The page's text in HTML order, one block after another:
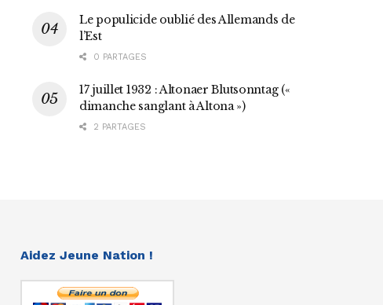
Le populicide oublié des Allemands de
l’Est
0 PARTAGES
17 juillet 1932 : Altonaer Blutsonntag («
dimanche sanglant à Altona »)
2 PARTAGES
Aidez Jeune Nation !